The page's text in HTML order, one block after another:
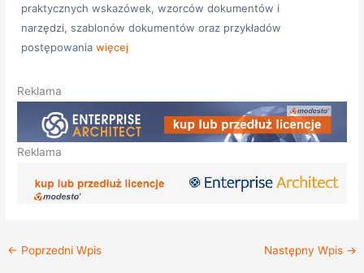
praktycznych wskazówek, wzorców dokumentów i
narzędzi, szablonów dokumentów oraz przykładów
postępowaniawięcej
Reklama
Reklama
← Poprzedni Wpis Następny Wpis →